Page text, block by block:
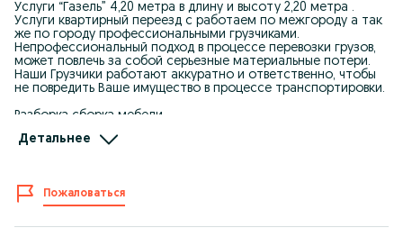
Услуги “Газель” 4,20 метра в длину и высоту 2,20 метра .
Услуги квартирный переезд с работаем по межгороду а так
же по городу профессиональными грузчиками.
Непрофессиональный подход в процессе перевозки грузов,
может повлечь за собой серьезные материальные потери.
Наши Грузчики работают аккуратно и ответственно, чтобы
не повредить Ваше имущество в процессе транспортировки.
Разборка сборка мебели.
2. Разборка сборка мебели перевозка от точки А до Б
5.Перевозка строительных материалов любой сложности
6. Любой вид оплаты нал без нал
Принимаем звонки и обрабатываем заказы круглосуточно 7
дней в неделю.
Детальнее
Пожаловаться